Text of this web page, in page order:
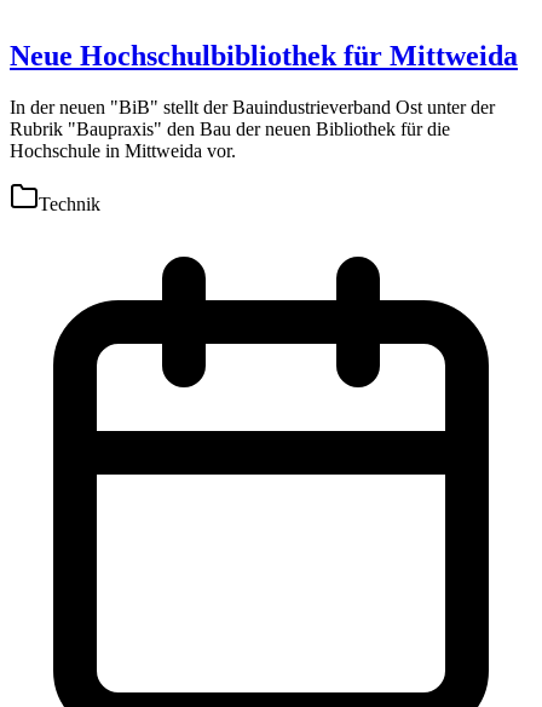
Neue Hochschulbibliothek für Mittweida
In der neuen "BiB" stellt der Bauindustrieverband Ost unter der
Rubrik "Baupraxis" den Bau der neuen Bibliothek für die
Hochschule in Mittweida vor.
Technik